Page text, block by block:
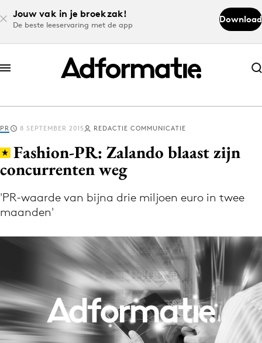
Jouw vak in je broekzak!
De beste leeservaring met de app
Download
Abonneer nu
Abonneer nu
Log in
Download de app
Volg het laatste nieuws via de Adformatie
Menu
Home
PR 8 SEPTEMBER 2015 REDACTIE COMMUNICATIE
Fashion-PR: Zalando blaast zijn
concurrenten weg
'PR-waarde van bijna drie miljoen euro in twee
maanden'